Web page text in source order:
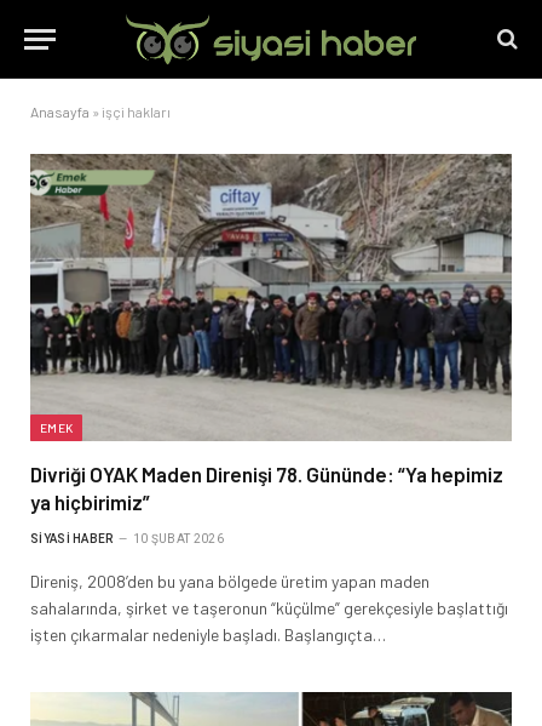
Anasayfa » işçi hakları
EMEK
Divriği OYAK Maden Direnişi 78. Gününde: “Ya hepimiz
ya hiçbirimiz”
SIYASI HABER 10 ŞUBAT 2026
Direniş, 2008’den bu yana bölgede üretim yapan maden
sahalarında, şirket ve taşeronun “küçülme” gerekçesiyle başlattığı
işten çıkarmalar nedeniyle başladı. Başlangıçta…